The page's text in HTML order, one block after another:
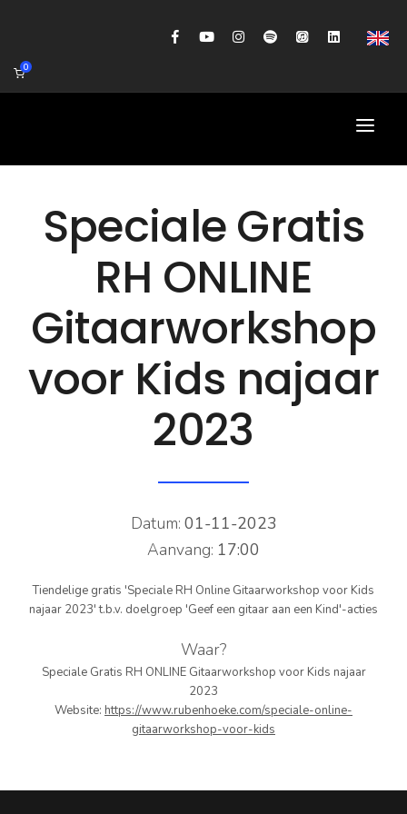
0
AGENDA
BIOGRAFIE
GITAARWORKSHOP
BANDCOACHING
SHOP
GEAR
CONTACT
Speciale Gratis
RH ONLINE
Gitaarworkshop
voor Kids najaar
2023
Datum: 01-11-2023
Aanvang: 17:00
Tiendelige gratis 'Speciale RH Online Gitaarworkshop voor Kids
najaar 2023' t.b.v. doelgroep 'Geef een gitaar aan een Kind'-acties
Waar?
Speciale Gratis RH ONLINE Gitaarworkshop voor Kids najaar
2023
Website: https://www.rubenhoeke.com/speciale-online-
gitaarworkshop-voor-kids